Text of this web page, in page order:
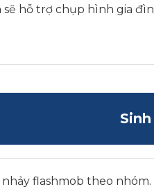
sẽ hỗ trợ chụp hình gia
nhảy flashmob theo nhóm.